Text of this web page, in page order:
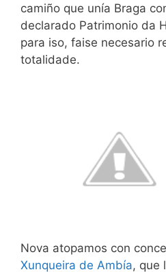
camiño que unía Braga
declarado Patrimonio da
para iso, faise necesario
totalidade.
Nova atopamos con
Xunqueira de Ambía, que